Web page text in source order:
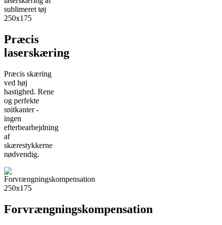
Præcis
laserskæring
Præcis skæring
ved høj
hastighed. Rene
og perfekte
snitkanter -
ingen
efterbearbejdning
af
skærestykkerne
nødvendig.
Forvrængningskompensation